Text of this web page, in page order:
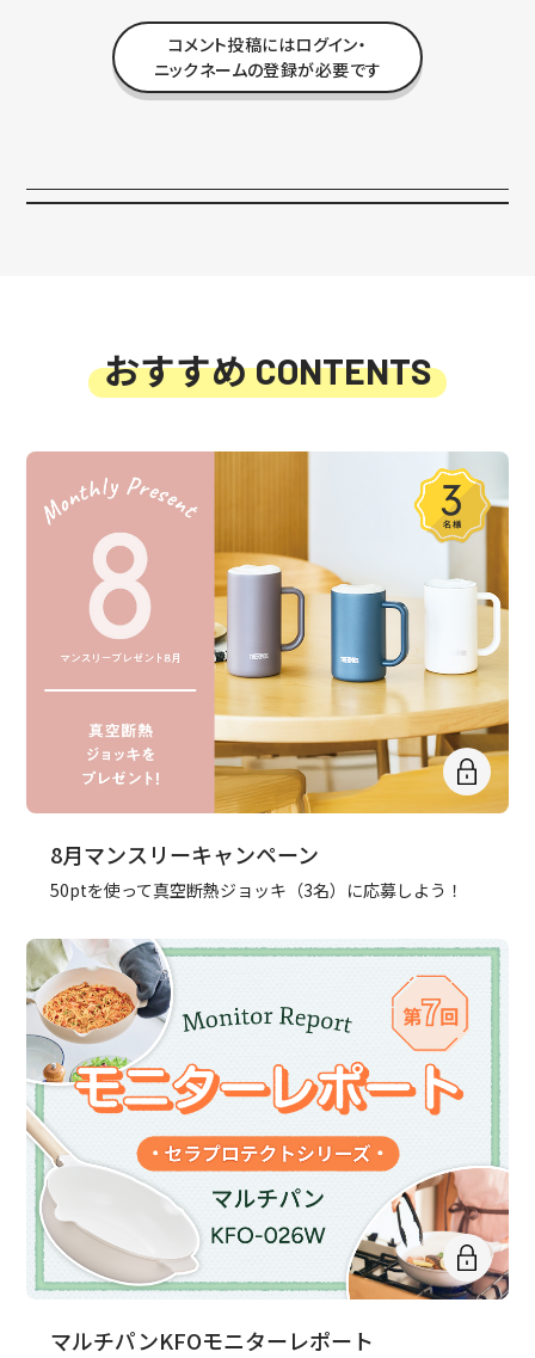
コメント投稿にはログイン・
ニックネームの登録が必要です
おすすめCONTENTS
8月マンスリーキャンペーン
50ptを使って真空断熱ジョッキ（3名）に応募しよう！
マルチパンKFOモニターレポート